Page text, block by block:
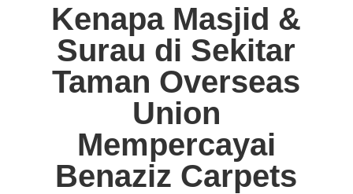
Kenapa Masjid &
Surau di Sekitar
Taman Overseas
Union
Mempercayai
Benaziz Carpets